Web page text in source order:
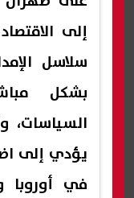
إلى
سلاسل
بشكل
السياسات،
يؤدي إلى
في أوروبا